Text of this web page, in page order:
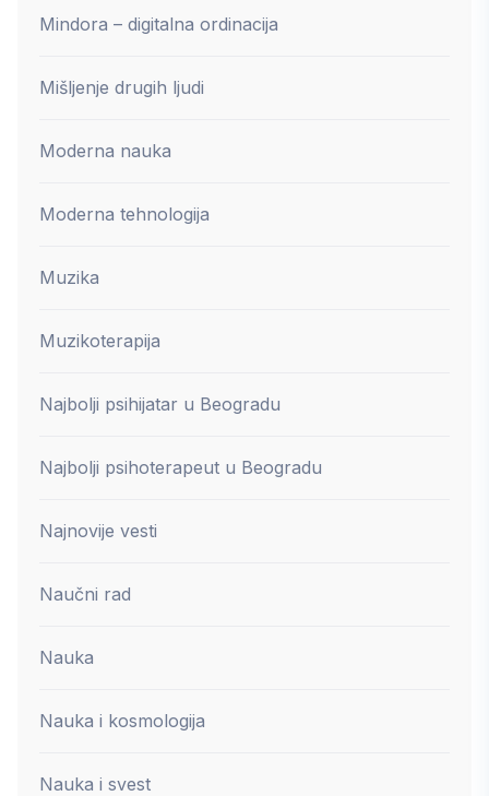
Mindora – digitalna ordinacija
Mišljenje drugih ljudi
Moderna nauka
Moderna tehnologija
Muzika
Muzikoterapija
Najbolji psihijatar u Beogradu
Najbolji psihoterapeut u Beogradu
Najnovije vesti
Naučni rad
Nauka
Nauka i kosmologija
Nauka i svest